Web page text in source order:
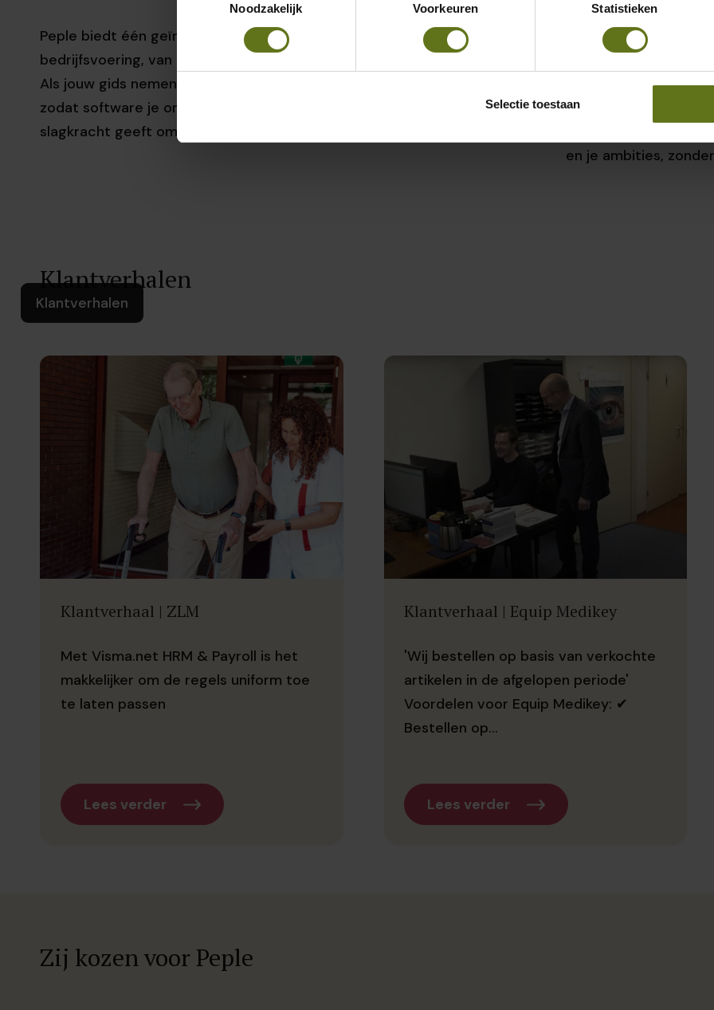
Noodzakelijk
Voorkeuren Statistieken
Selectie toestaan
Peple biedt één geïntegreerd platform voor je volledige
bedrijfsvoering, van HR & Payroll tot Finance, Handel en Projecten.
Als jouw gids nemen we de technische complexiteit uit handen,
zodat software je organisatie niet vertraagt, maar juist de
slagkracht geeft om je doelen te bereiken.
De ontwikkeling
een voortdurende
software-reis: van
platform tot de
we ervoor dat de
en je ambities,
Klantverhalen
Klantverhalen
Klantverhaal | ZLM
Met Visma.net HRM & Payroll is het
makkelijker om de regels uniform toe
te laten passen
Lees verder
Klantverhalen
Klantverhaal | Equip Medikey
'Wij bestellen op basis van verkochte
artikelen in de afgelopen periode'
Voordelen voor Equip Medikey: ✔
Bestellen op...
Lees verder
Klantverhalen
Zij kozen voor Peple